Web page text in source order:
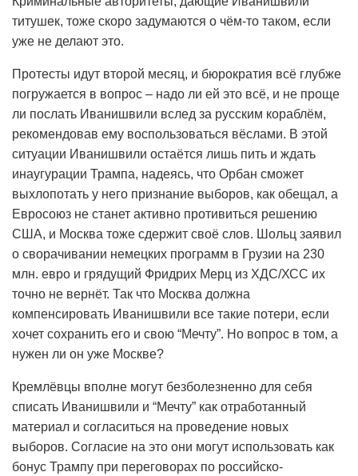
титушек, тоже скоро задумаются о чём-то таком, если
уже не делают это.
Протесты идут второй месяц, и бюрократия всё глубже
погружается в вопрос – надо ли ей это всё, и не проще
ли послать Иванишвили вслед за русским кораблём,
рекомендовав ему воспользоваться вёслами. В этой
ситуации Иванишвили остаётся лишь пить и ждать
инаугурации Трампа, надеясь, что Орбан сможет
выхлопотать у него признание выборов, как обещал, а
Евросоюз не станет активно противиться решению
США, и Москва тоже сдержит своё слов. Шольц заявил
о сворачивании немецких программ в Грузии на 230
млн. евро и грядущий Фридрих Мерц из ХДС/ХСС их
точно не вернёт. Так что Москва должна
компенсировать Иванишвили все такие потери, если
хочет сохранить его и свою “Мечту”. Но вопрос в том, а
нужен ли он уже Москве?
Кремлёвцы вполне могут безболезненно для себя
списать Иванишвили и “Мечту” как отработанный
материал и согласиться на проведение новых
выборов. Согласие на это они могут использовать как
бонус Трампу при переговорах по российско-